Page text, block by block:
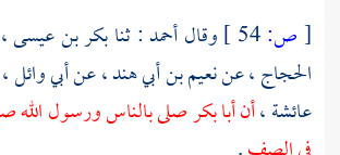
[ص: وقالأحمد: ثنابكر بن عيسى ،
الحجاج ،عننعيم بن أبي هند ،عنأبي وائل ،
عائشة ،أنأبا بكرصلى بالناس ورسول الله